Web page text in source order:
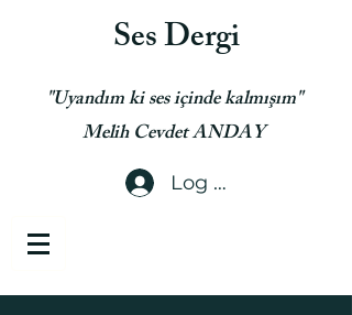
Ses Dergi
"Uyandım ki ses içinde kalmışım"
Melih Cevdet ANDAY
Log In